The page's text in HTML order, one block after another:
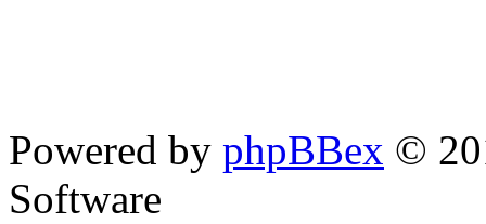
Powered by phpBBex ©
Software